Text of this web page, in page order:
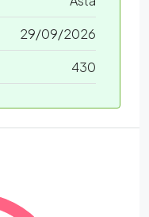
29/09/2026
430